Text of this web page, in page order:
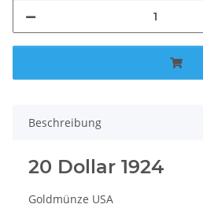
Beschreibung
20 Dollar 1924
Goldmünze USA